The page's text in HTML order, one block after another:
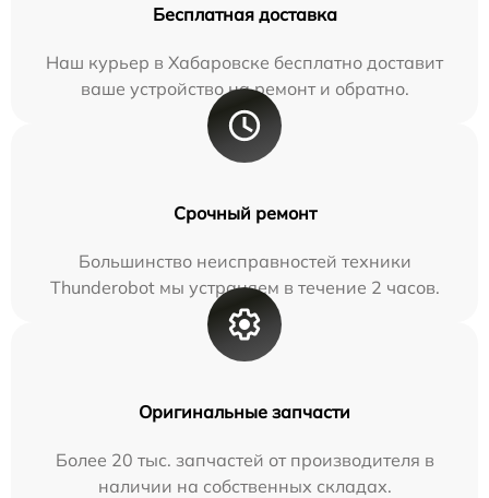
Бесплатная доставка
Наш курьер в Хабаровске бесплатно доставит
ваше устройство на ремонт и обратно.
Срочный ремонт
Большинство неисправностей техники
Thunderobot мы устраняем в течение 2 часов.
Оригинальные запчасти
Более 20 тыс. запчастей от производителя в
наличии на собственных складах.